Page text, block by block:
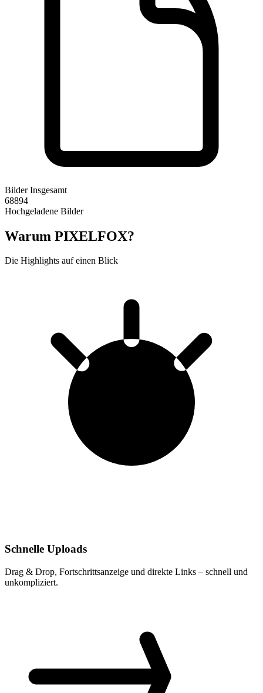
Bilder Insgesamt
68894
Hochgeladene Bilder
Warum PIXELFOX?
Die Highlights auf einen Blick
Schnelle Uploads
Drag & Drop, Fortschrittsanzeige und direkte Links – schnell und
unkompliziert.